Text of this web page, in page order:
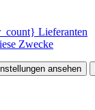
Lieferanten
Zwecke
ansehen